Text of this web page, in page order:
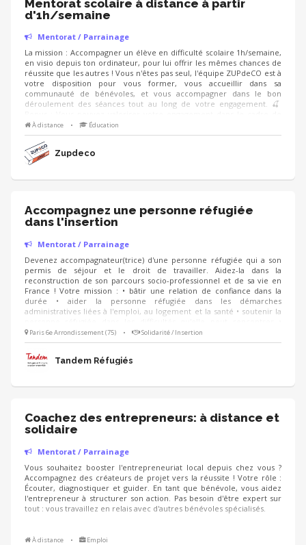
Mentorat scolaire à distance à partir
d'1h/semaine
Mentorat / Parrainage
La mission : Accompagner un élève en difficulté scolaire 1h/semaine,
en visio depuis ton ordinateur, pour lui offrir les mêmes chances de
réussite que les autres ! Vous n'êtes pas seul, l'équipe ZUPdeCO est à
votre disposition pour vous former, vous accueillir dans sa
communauté de bénévoles, et vous accompagner dans le bon
déroulement des séances tout au long de votre engagement. 🍒​
votre cursus scolaire/académique et professionnel (CV) Début de la
mission : septembre 2026
À distance • Éducation
Zupdeco
Accompagnez une personne réfugiée
dans l'insertion
Mentorat / Parrainage
Devenez accompagnateur(trice) d'une personne réfugiée qui a son
permis de séjour et le droit de travailler. Aidez-la dans la
reconstruction de son parcours socio-professionnel et de sa vie en
France ! Votre mission : • bâtir une relation de confiance dans la
durée • aider la personne réfugiée dans les démarches
administratives liées à l'emploi, au logement et la santé • soutenir la
l'encourager dans sa prise d'autonomie et son intégration
Paris 6e Arrondissement (75) • Solidarité / Insertion
Tandem Réfugiés
Coachez des entrepreneurs: à distance et
solidaire
Mentorat / Parrainage
Vous souhaitez booster l'entrepreneuriat local depuis chez vous ?
Accompagnez des créateurs de projet vers la réussite ! Votre rôle :
Écouter, diagnostiquer et guider. En tant que bénévole, vous aidez
l'entrepreneur à structurer son action. Pas besoin d'être expert sur
tout : vous travaillez en relais avec d'autres bénévoles spécialisés.
À distance • Emploi